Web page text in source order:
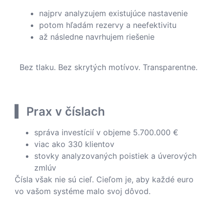
najprv analyzujem existujúce nastavenie
potom hľadám rezervy a neefektivitu
až následne navrhujem riešenie
Bez tlaku. Bez skrytých motívov. Transparentne.
▍ Prax v číslach
správa investícií v objeme 5.700.000 €
viac ako 330 klientov
stovky analyzovaných poistiek a úverových
zmlúv
Čísla však nie sú cieľ. Cieľom je, aby každé euro
vo vašom systéme malo svoj dôvod.